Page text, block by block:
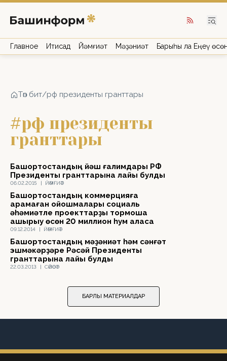
Главное Иҡтисад Йәмғиәт Мәҙәниәт Барыһы ла Еңеү
Төп бит/рф президенты гранттары
#рф президенты
гранттары
06.02.2015 | ЙӘМҒИӘТ
Башҡортостандың йәш ғалимдары РФ
Президенты гранттарына лайыҡ булды
09.12.2014 | ЙӘМҒИӘТ
Башҡортостандың коммерцияға
ҡарамаған ойошмалары социаль
әһәмиәтле проекттарҙы тормошҡа
ашырыу өсөн 20 миллион һум аласаҡ
22.03.2013 | СӘЙӘСӘТ
Башҡортостандың мәҙәниәт һәм сәнғәт
эшмәкәрҙәре Рәсәй Президенты
гранттарына лайыҡ булды
БАРЛЫҠ МАТЕРИАЛДАР